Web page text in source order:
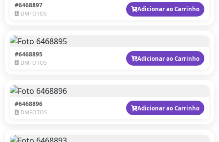
#6468897
DMFOTOS
Adicionar ao Carrinho
#6468895
DMFOTOS
Adicionar ao Carrinho
#6468896
DMFOTOS
Adicionar ao Carrinho